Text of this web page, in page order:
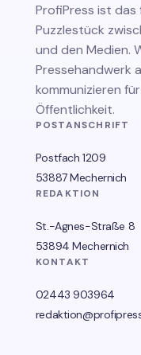
ProfiPress ist das
Puzzlestück
und den Medien.
Pressehandwerk
kommunizieren
Öffentlichkeit.
POSTANSCHRIFT
Postfach 1209
53887 Mechernich
REDAKTION
St.-Agnes-Straße 8
53894 Mechernich
KONTAKT
02443 903964